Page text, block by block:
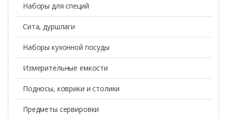
Наборы для специй
Сита, дуршлаги
Наборы кухонной посуды
Измерительные емкости
Подносы, коврики и столики
Предметы сервировки